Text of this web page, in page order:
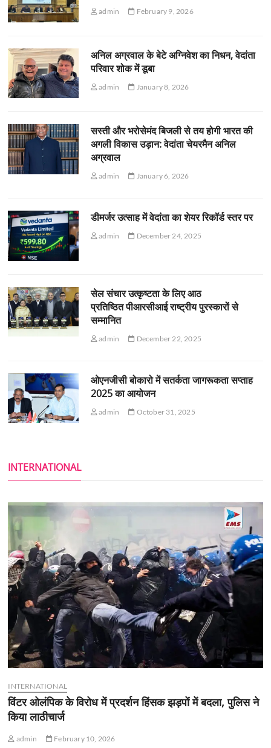
admin February 9, 2026
अनिल अग्रवाल के बेटे अग्निवेश का निधन, वेदांता
परिवार शोक में डूबा
admin January 8, 2026
सस्ती और भरोसेमंद बिजली से तय होगी भारत की
अगली विकास उड़ान: वेदांता चेयरमैन अनिल
अग्रवाल
admin January 6, 2026
डीमर्जर उत्साह में वेदांता का शेयर रिकॉर्ड स्तर पर
admin December 24, 2025
सेल संचार उत्कृष्टता के लिए आठ
प्रतिष्ठित पीआरसीआई राष्ट्रीय पुरस्कारों से
सम्मानित
admin December 22, 2025
ओएनजीसी बोकारो में सतर्कता जागरूकता सप्ताह
2025 का आयोजन
admin October 31, 2025
INTERNATIONAL
INTERNATIONAL
विंटर ओलंपिक के विरोध में प्रदर्शन हिंसक झड़पों में बदला, पुलिस ने
किया लाठीचार्ज
admin February 10, 2026